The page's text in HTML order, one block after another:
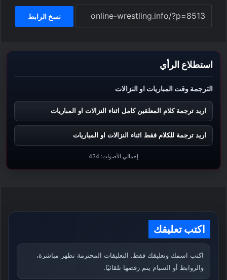
نسخ الرابط
استطلاع الرأي
الترجمة وقت المباريات او النزالات
اريد ترجمة كلام المعلقين كامل اثناء النزالات او المباريات
اريد ترجمة للكلام فقط اثناء النزالات او المباريات
إجمالي الأصوات: 434
اكتب تعليقك
اكتب اسمك وتعليقك فقط. التعليقات المحترمة تظهر مباشرة،
والروابط أو السبام يتم رفضها تلقائيًا.